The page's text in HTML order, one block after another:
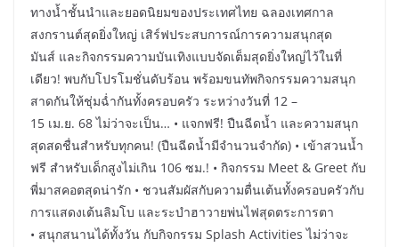
ทางน้ำชั้นนำและยอดนิยมของประเทศไทย ฉลองเทศกาล
สงกรานต์สุดยิ่งใหญ่ เสิร์ฟประสบการณ์การความสนุกสุด
มันส์ และกิจกรรมความบันเทิงแบบจัดเต็มสุดยิ่งใหญ่ไว้ในที่
เดียว! พบกับโปรโมชั่นดับร้อน พร้อมขนทัพกิจกรรมความสนุก
สาดกันให้ชุ่มฉ่ำกันทั้งครอบครัว ระหว่างวันที่ 12 –
15 เม.ย. 68 ไม่ว่าจะเป็น… • แจกฟรี! ปืนฉีดน้ำ และความสนุก
สุดสดชื่นสำหรับทุกคน! (ปืนฉีดน้ำมีจำนวนจำกัด) • เข้าสวนน้ำ
ฟรี สำหรับเด็กสูงไม่เกิน 106 ซม.! • กิจกรรม Meet & Greet กับ
พี่มาสคอตสุดน่ารัก • ชวนสัมผัสกับความตื่นเต้นทั้งครอบครัวกับ
การแสดงเต้นลิมโบ และระบำฮาวายพ่นไฟสุดตระการตา
• สนุกสนานได้ทั้งวัน กับกิจกรรม Splash Activities ไม่ว่าจะ